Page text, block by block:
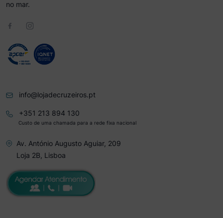
no mar.
info@lojadecruzeiros.pt
+351 213 894 130
Custo de uma chamada para a rede fixa nacional
Av. António Augusto Aguiar, 209
Loja 2B, Lisboa